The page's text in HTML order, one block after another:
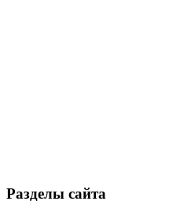
Разделы сайта